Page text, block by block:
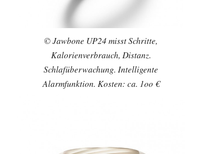
© Jawbone UP24 misst Schritte,
Kalorienverbrauch, Distanz.
Schlafüberwachung. Intelligente
Alarmfunktion. Kosten: ca. 1oo €